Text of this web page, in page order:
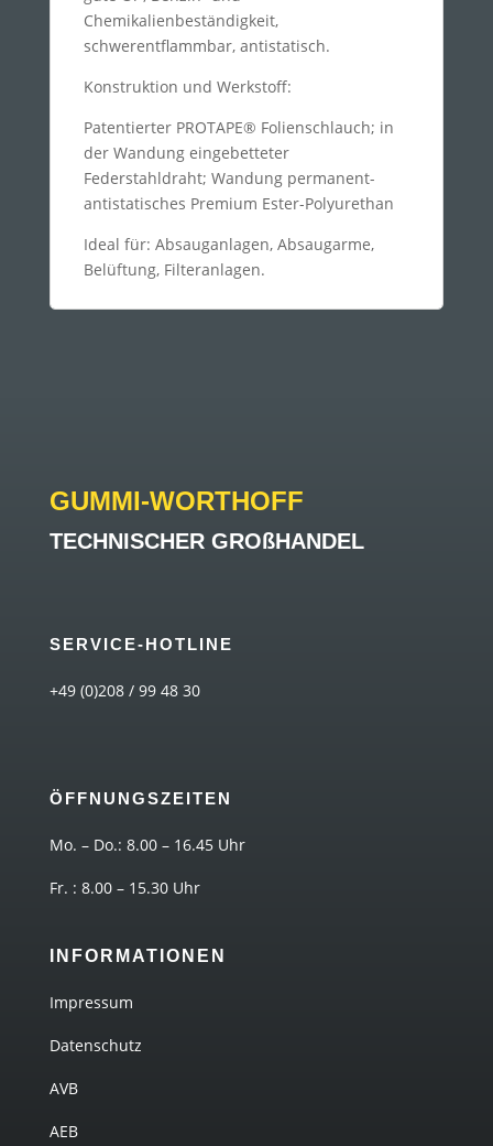
Chemikalienbeständigkeit,
schwerentflammbar, antistatisch.
Konstruktion und Werkstoff:
Patentierter PROTAPE® Folienschlauch; in
der Wandung eingebetteter
Federstahldraht; Wandung permanent-
antistatisches Premium Ester-Polyurethan
Ideal für: Absauganlagen, Absaugarme,
Belüftung, Filteranlagen.
GUMMI-WORTHOFF
TECHNISCHER GROßHANDEL
SERVICE-HOTLINE
+49 (0)208 / 99 48 30
ÖFFNUNGSZEITEN
Mo. – Do.: 8.00 – 16.45 Uhr
Fr. : 8.00 – 15.30 Uhr
INFORMATIONEN
Impressum
Datenschutz
AVB
AEB